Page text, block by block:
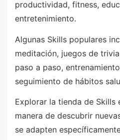
productividad, fitness,
entretenimiento.
Algunas Skills populares
meditación, juegos de
paso a paso,
seguimiento de hábitos
Explorar la tienda de Skills
manera de descubrir
se adapten